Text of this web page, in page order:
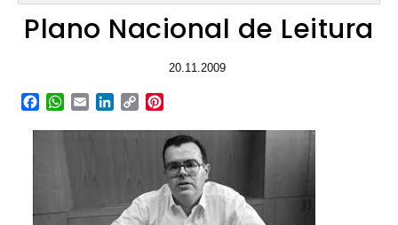
Plano Nacional de Leitura
20.11.2009
Facebook
WhatsApp
EmailLinkedIn
Copy